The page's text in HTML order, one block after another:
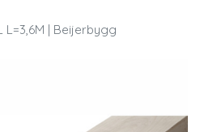
L=3,6M | Beijerbygg